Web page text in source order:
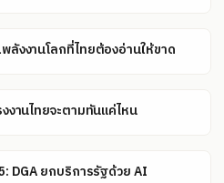
งงานโลกที่ไทยต้องอ่านให้ขาด
งานไทยจะตามทันแค่ไหน
DGA ยกบริการรัฐด้วย AI